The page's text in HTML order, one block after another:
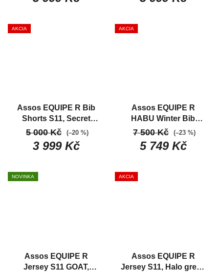
AKCIA
Assos EQUIPE R Bib
Shorts S11, Secret
blueNová generácia
závodných nohavíc
3 999 Kč
5 000 Kč (–20 %)
AKCIA
Assos EQUIPE R
HABU Winter Bib
Tights S11, Black
Series Zateplené
nohavice závodného
5 749 Kč
7 500 Kč (–23 %)
NOVINKA
Assos EQUIPE R
Jersey S11 GOAT,
AKCIA
Assos EQUIPE R
Jersey S11, Halo green